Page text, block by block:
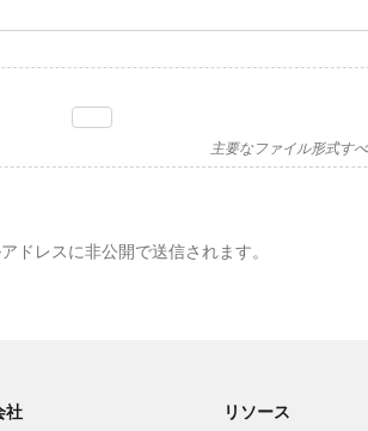
主要なファイル形式す
ドレスに非公開で送信されます。
社
リソース